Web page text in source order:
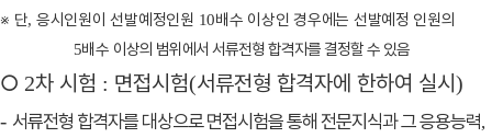
※ 단, 응시인원이 선발예정인원 10배수 이상인 경우에는 선발예정 인원의
5배수 이상의 범위에서 서류전형 합격자를 결정할 수 있음
○ 2차 시험 : 면접시험(서류전형 합격자에 한하여 실시 )
- 서류전형 합격자를 대상으로 면접시험을 통해 전문지식과 그 응용능력,